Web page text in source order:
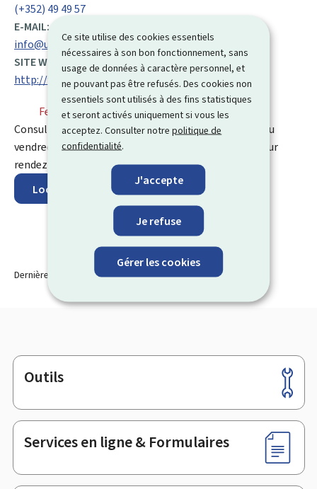
Ce site utilise des cookies essentiels
nécessaires à son bon fonctionnement, sans
usage de données à caractère personnel, et
ne pouvant pas être refusés. Des cookies non
essentiels sont utilisés à des fins statistiques
et seront activés uniquement si vous les
acceptez. Consulter notrepolitique de
confidentialité.
J'accepte
Je refuse
Gérer les cookies
(+352) 49 49 57
E-MAIL:
info@ulc.lu
SITE WEB :
http://www.ulc.lu/
Fermé⋅ Ouvre demain à 8h00
Consultations juridiques : sans rendez-vous du lundi au
vendredi de 8h00 à 12h00. L'après-midi, uniquement sur
rendez-vous.
Localisez sur la carte
Dernière modification le21.10.2025
Pied
de
page
Outils
Services en ligne & Formulaires